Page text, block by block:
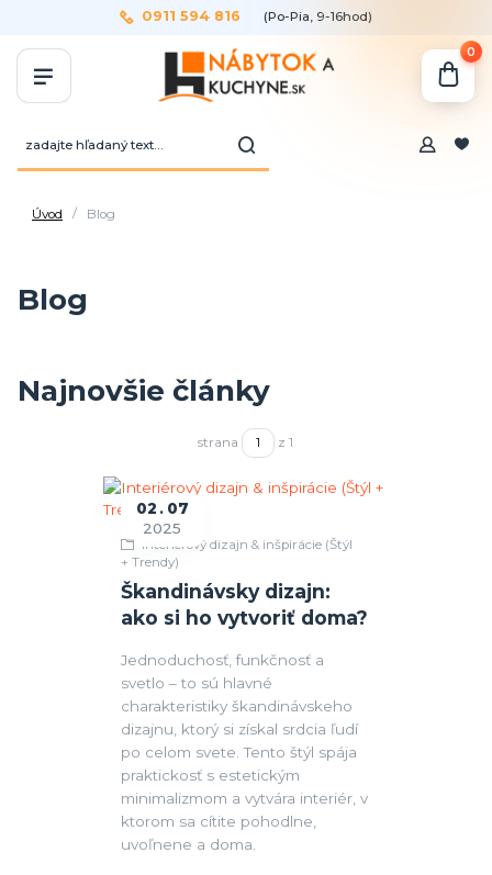
0911 594 816 (Po-Pia, 9-16hod)
0
Úvod Blog
Blog
Najnovšie články
strana z 1
Škandinávsky dizajn:
ako si ho vytvoriť doma?
02
07
2025
Interiérový dizajn & inšpirácie (Štýl
+ Trendy)
Jednoduchosť, funkčnosť a
svetlo – to sú hlavné
charakteristiky škandinávskeho
dizajnu, ktorý si získal srdcia ľudí
po celom svete. Tento štýl spája
praktickosť s estetickým
minimalizmom a vytvára interiér, v
ktorom sa cítite pohodlne,
uvoľnene a doma.